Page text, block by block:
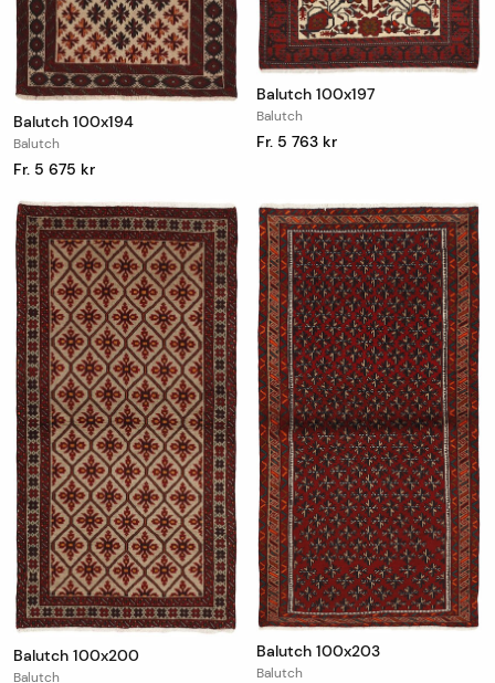
Balutch 100x194
Balutch
Fr. 5 675 kr
Balutch 100x197
Balutch
Fr. 5 763 kr
Balutch 100x200
Balutch
Balutch 100x203
Balutch